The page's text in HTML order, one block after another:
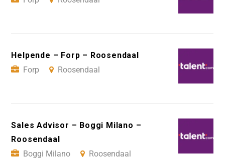
Helpende – Forp – Roosendaal
Forp
Roosendaal
Sales Advisor – Boggi Milano –
Roosendaal
Boggi Milano
Roosendaal